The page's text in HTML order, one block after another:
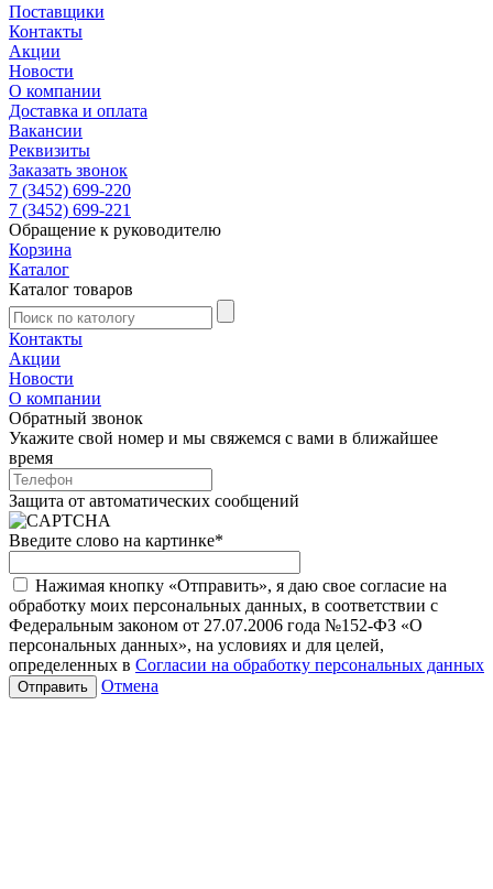
Поставщики
Контакты
Акции
Новости
О компании
Доставка и оплата
Вакансии
Реквизиты
Заказать звонок
7 (3452) 699-220
7 (3452) 699-221
Обращение к руководителю
Корзина
Каталог
Каталог товаров
Контакты
Акции
Новости
О компании
Обратный звонок
Укажите свой номер и мы свяжемся с вами в ближайшее
время
Защита от автоматических сообщений
Введите слово на картинке*
Нажимая кнопку «Отправить», я даю свое согласие на
обработку моих персональных данных, в соответствии с
Федеральным законом от 27.07.2006 года №152-ФЗ «О
персональных данных», на условиях и для целей,
определенных в Согласии на обработку персональных данных
Отмена